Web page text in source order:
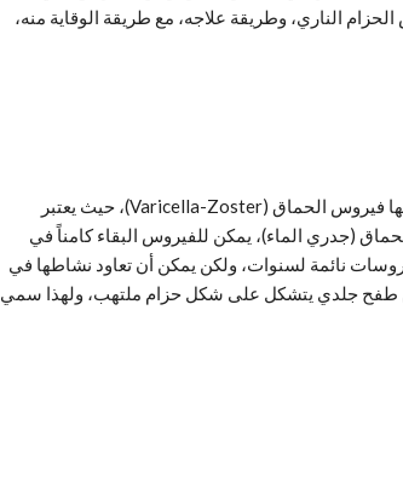
الناري، وطريقة علاجه، مع طريقة الوقاية منه،
هو مرض جلدي، وهو عبارة عن عدوى فيروسية تسببها فيروس الحماق (Varicella-Zoster)، حيث يعتبر
(جدري الماء)، يمكن للفيروس البقاء كامناً في
نائمة لسنوات، ولكن يمكن أن تعاود نشاطها في
طفح جلدي يتشكل على شكل حزام ملتهب، ولهذا سمي